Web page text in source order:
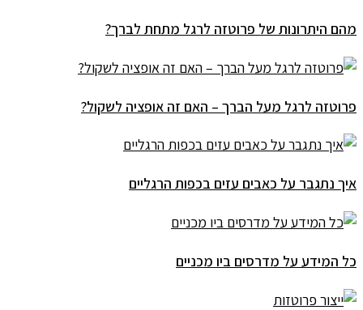
מהם היתרונות של פרוטזה לרגל מתחת לברך?
פרוטזה לרגל מעל הברך – האם זה אופציה לשקול?
איך נתגבר על כאבים עזים בכפות הרגליים
כל המידע על מדרסים ביו מכניים